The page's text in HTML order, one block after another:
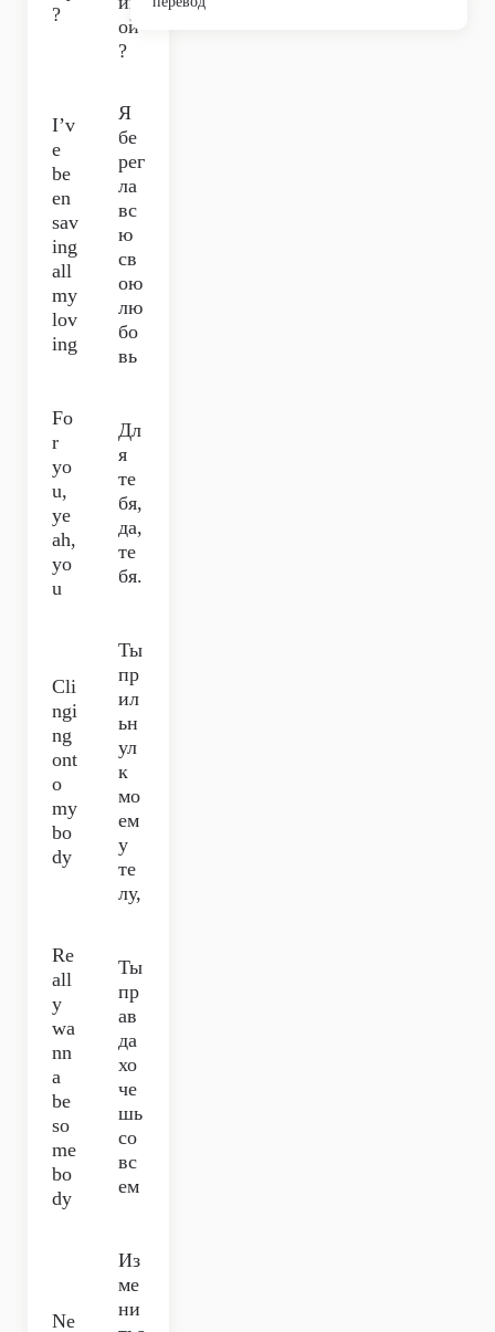
?
ой
?
I’v
e
be
en
sav
ing
all
my
lov
ing
Я
бе
рег
ла
вс
ю
св
ою
лю
бо
вь
Fo
r
yo
u,
ye
ah,
yo
u
Дл
я
те
бя,
да,
те
бя.
Cli
ngi
ng
ont
o
my
bo
dy
Ты
пр
ил
ьн
ул
к
мо
ем
у
те
лу,
Re
all
y
wa
nn
a
be
so
me
bo
dy
Ты
пр
ав
да
хо
че
шь
со
вс
ем
Ne
Из
ме
ни